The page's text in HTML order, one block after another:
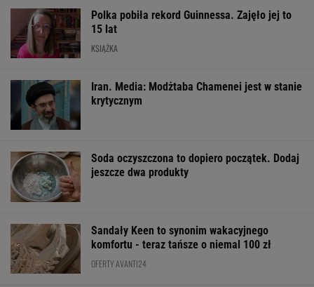
Sandały Keen to synonim wakacyjnego
OFERTY AVANTI24
ZUS dopłaca
emerytur.
Konfederacja grzmi,
ale zapomina o ważnej
rzeczy
sławnych nazwisk
musisz dopasować
trzecie
octem?
której mało